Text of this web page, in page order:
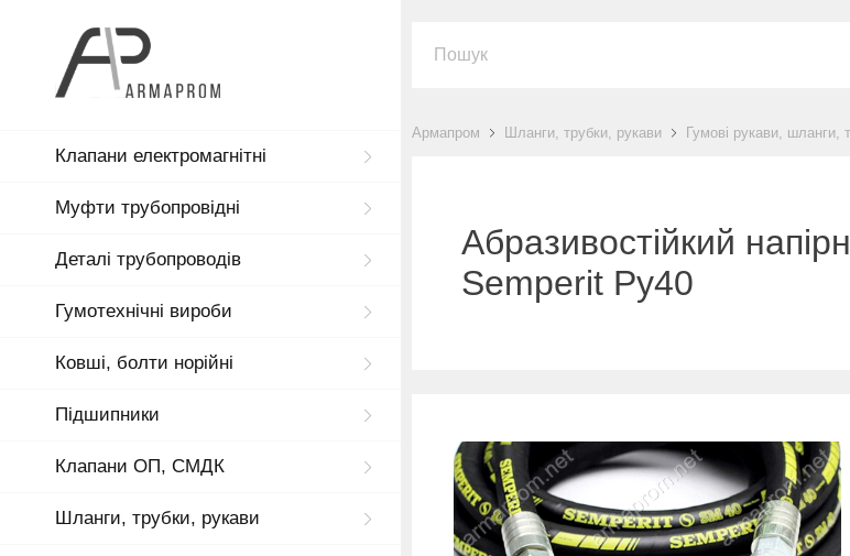
Клапани електромагнітні
Муфти трубопровідні
Деталі трубопроводів
Гумотехнічні вироби
Ковші, болти норійні
Підшипники
Клапани ОП, СМДК
Шланги, трубки, рукави
Армапром Шланги, трубки, рукави Гумові рукави, шланги,
Абразивостійкий
Semperit Ру40